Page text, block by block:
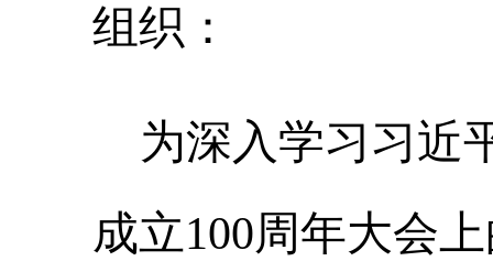
组织：
为深入学习习近
成立100周年大会